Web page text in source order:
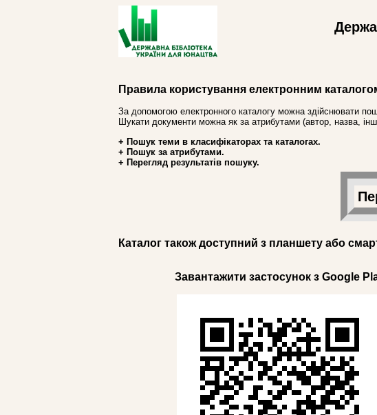
Правила користування електронним
За допомогою електронного каталогу можна здійснювати
Шукати документи можна як за атрибутами (автор, назва,
+ Пошук теми в класифікаторах та каталогах.
+ Пошук за атрибутами.
+ Перегляд результатів пошуку.
Каталог також доступний з планшету або
Завантажити застосунок з Google